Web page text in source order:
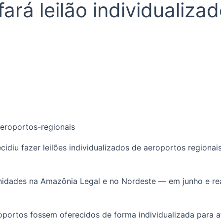
leilão
fazer leilões individualizados de aeroportos
na Amazônia Legal e no Nordeste — em junho e
fossem oferecidos de forma individualizada para